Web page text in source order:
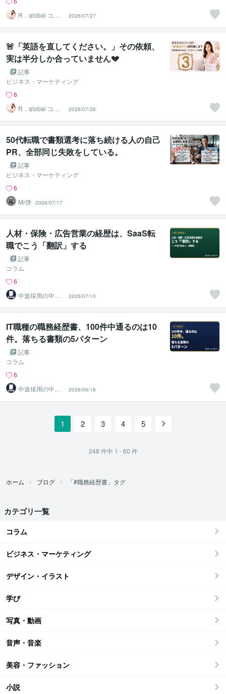
R．global コン
サルタントファ
ーム
2026/07/27
🚨「英語を直してください。」その依頼、
実は半分しか合っていません💔
記事
ビジネス・マーケティング
6
R．global コン
サルタントファ
ーム
2026/07/26
50代転職で書類選考に落ち続ける人の自己
PR、全部同じ失敗をしている。
記事
ビジネス・マーケティング
6
Mr啓 2026/07/17
人材・保険・広告営業の経歴は、SaaS転
職でこう「翻訳」する
記事
コラム
6
中途採用の中の
人 人事・元エー
ジェント
2026/07/10
IT職種の職務経歴書、100件中通るのは10
件。落ちる書類の5パターン
記事
コラム
6
中途採用の中の
人 人事・元エー
ジェント
2026/06/18
1 2 3 4 5
248 件中 1 - 60 件
ホーム ブログ 「#職務経歴書」タグ
カテゴリ一覧
コラム
ビジネス・マーケティング
デザイン・イラスト
学び
写真・動画
音声・音楽
美容・ファッション
小説